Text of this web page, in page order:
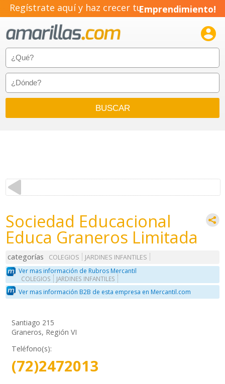
Regístrate aquí y haz crecer tuEmprendimiento!

Sociedad Educacional
Educa Graneros Limitada
categorías COLEGIOS
JARDINES INFANTILES
Ver mas información de Rubros Mercantil
COLEGIOS JARDINES INFANTILES
Ver mas información B2B de esta empresa en Mercantil.com
Santiago 215
Graneros, Región VI
Teléfono(s):
(72)2472013